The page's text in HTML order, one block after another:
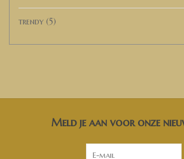
trendy (5)
Meld je aan voor onze